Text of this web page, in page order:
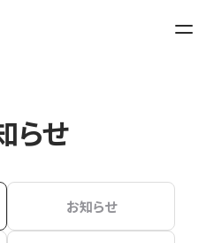
らせ
お知らせ